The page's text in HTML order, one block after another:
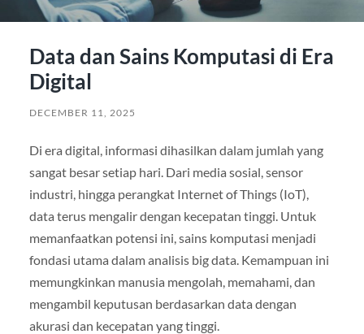
Data dan Sains Komputasi di Era
Digital
DECEMBER 11, 2025
Di era digital, informasi dihasilkan dalam jumlah yang
sangat besar setiap hari. Dari media sosial, sensor
industri, hingga perangkat Internet of Things (IoT),
data terus mengalir dengan kecepatan tinggi. Untuk
memanfaatkan potensi ini, sains komputasi menjadi
fondasi utama dalam analisis big data. Kemampuan ini
memungkinkan manusia mengolah, memahami, dan
mengambil keputusan berdasarkan data dengan
akurasi dan kecepatan yang tinggi.